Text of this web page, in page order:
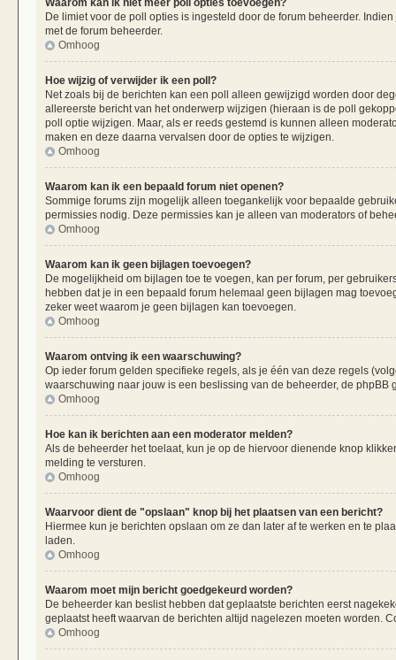
De limiet voor de poll opties is ingesteld door de forum beheerder.
met de forum beheerder.
Omhoog
Hoe wijzig of verwijder ik een poll?
Net zoals bij de berichten kan een poll alleen gewijzigd worden door
allereerste bericht van het onderwerp wijzigen (hieraan is de poll
poll optie wijzigen. Maar, als er reeds gestemd is kunnen alleen
maken en deze daarna vervalsen door de opties te wijzigen.
Omhoog
Waarom kan ik een bepaald forum niet openen?
Sommige forums zijn mogelijk alleen toegankelijk voor bepaalde
permissies nodig. Deze permissies kan je alleen van moderators of
Omhoog
Waarom kan ik geen bijlagen toevoegen?
De mogelijkheid om bijlagen toe te voegen, kan per forum, per
hebben dat je in een bepaald forum helemaal geen bijlagen mag
zeker weet waarom je geen bijlagen kan toevoegen.
Omhoog
Waarom ontving ik een waarschuwing?
Op ieder forum gelden specifieke regels, als je één van deze regels
waarschuwing naar jouw is een beslissing van de beheerder, de phpBB
Omhoog
Hoe kan ik berichten aan een moderator melden?
Als de beheerder het toelaat, kun je op de hiervoor dienende knop
melding te versturen.
Omhoog
Waarvoor dient de "opslaan" knop bij het plaatsen van een bericht?
Hiermee kun je berichten opslaan om ze dan later af te werken en te
laden.
Omhoog
Waarom moet mijn bericht goedgekeurd worden?
De beheerder kan beslist hebben dat geplaatste berichten eerst
geplaatst heeft waarvan de berichten altijd nagelezen moeten worden.
Omhoog